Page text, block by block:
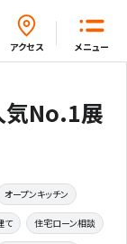
メニュー
アクセス
気No.1展
オープンキッチン
て 住宅ローン相談
閉じる